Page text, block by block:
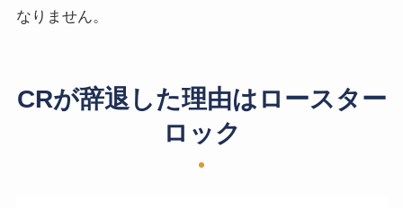
なりません。
CRが辞退した理由はロースター
ロック